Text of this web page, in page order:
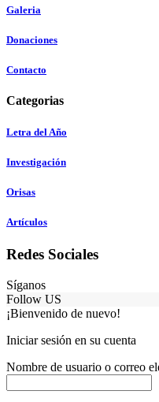
Galeria
Donaciones
Contacto
Categorias
Letra del Año
Investigación
Orisas
Artículos
Redes Sociales
Síganos
Follow US
¡Bienvenido de nuevo!
Iniciar sesión en su cuenta
Nombre de usuario o correo